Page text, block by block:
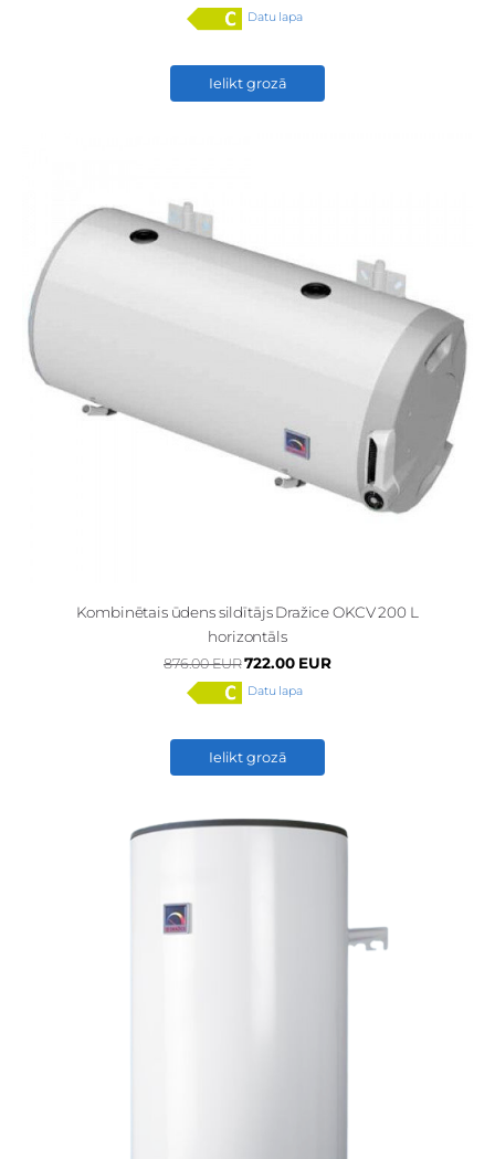
Datu lapa
Ielikt grozā
Kombinētais ūdens sildītājs Dražice OKCV 200 L
horizontāls
876.00 EUR722.00 EUR
Datu lapa
Ielikt grozā